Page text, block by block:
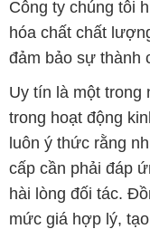
Công ty chúng tôi
hóa chất chất
đảm bảo sự thành
Uy tín là một trong
trong hoạt động
luôn ý thức rằng
cấp cần phải đáp
hài lòng đối tác.
mức giá hợp lý,